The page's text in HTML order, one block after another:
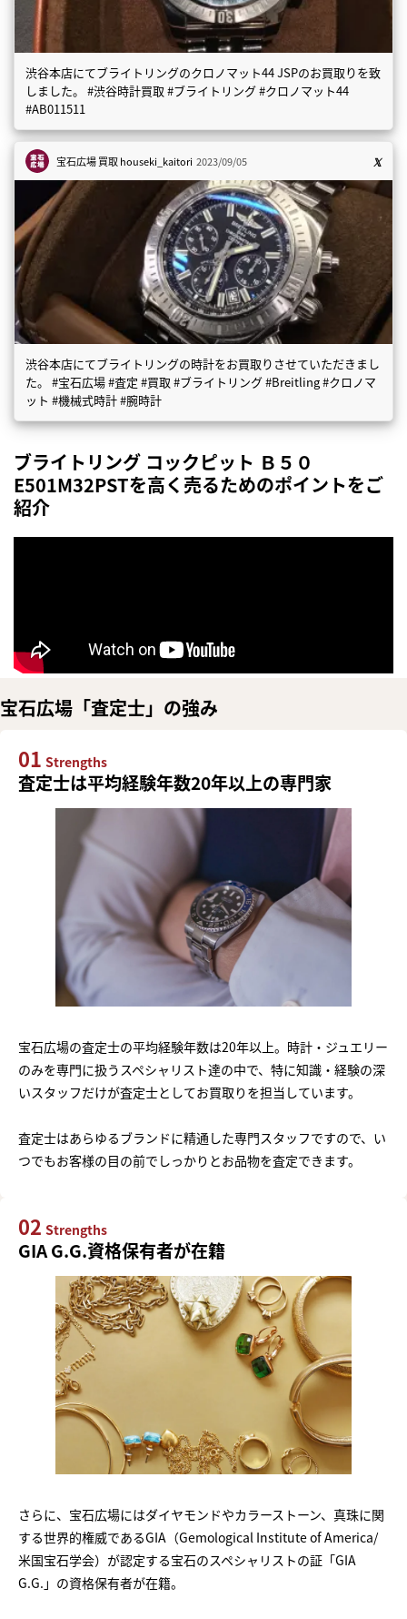
渋谷本店にてブライトリングのクロノマット44 JSPのお買取りを致
しました。 #渋谷時計買取 #ブライトリング #クロノマット44
#AB011511
宝石広場 買取houseki_kaitori 2023/09/05
渋谷本店にてブライトリングの時計をお買取りさせていただきまし
た。 #宝石広場 #査定 #買取 #ブライトリング #Breitling #クロノマ
ット #機械式時計 #腕時計
ブライトリング コックピット Ｂ５０
E501M32PSTを高く売るためのポイントをご
紹介
宝石広場「査定士」の強み
01 Strengths
査定士は平均経験年数20年以上の専門家
宝石広場の査定士の平均経験年数は20年以上。時計・ジュエリー
のみを専門に扱うスペシャリスト達の中で、特に知識・経験の深
いスタッフだけが査定士としてお買取りを担当しています。
査定士はあらゆるブランドに精通した専門スタッフですので、い
つでもお客様の目の前でしっかりとお品物を査定できます。
02 Strengths
GIA G.G.資格保有者が在籍
さらに、宝石広場にはダイヤモンドやカラーストーン、真珠に関
する世界的権威であるGIA（Gemological Institute of America/
米国宝石学会）が認定する宝石のスペシャリストの証「GIA
G.G.」の資格保有者が在籍。